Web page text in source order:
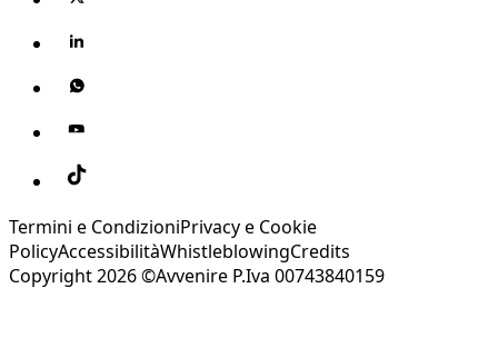
Termini e CondizioniPrivacy e Cookie
PolicyAccessibilitàWhistleblowingCredits
Copyright 2026 ©Avvenire P.Iva 00743840159